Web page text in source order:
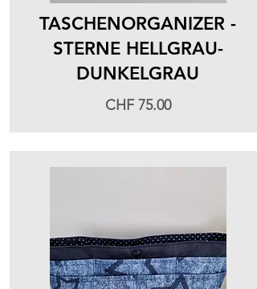
TASCHENORGANIZER -
STERNE HELLGRAU-
DUNKELGRAU
CHF 75.00